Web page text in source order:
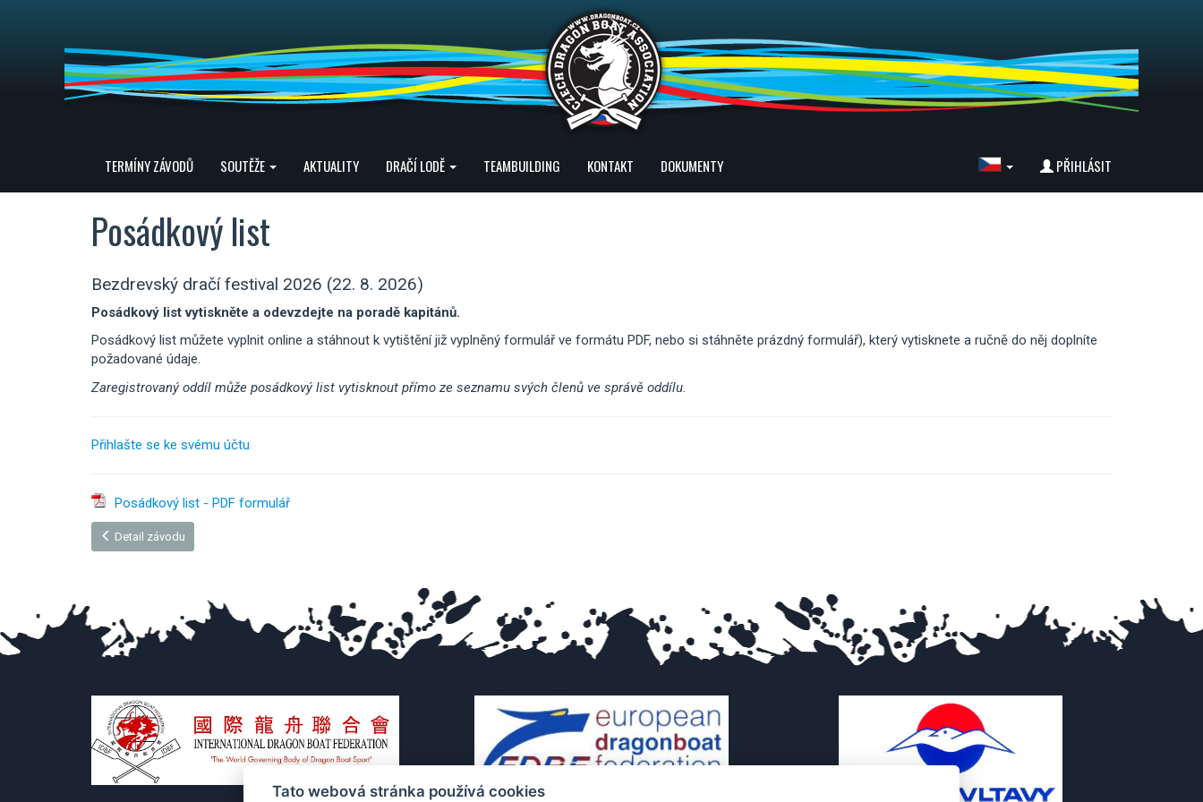
TERMÍNY ZÁVODŮ SOUTĚŽE AKTUALITY DRAČÍ LODĚ TEAMBUILDING KONTAKT DOKUMENTY PŘIHLÁSIT
Posádkový list
Bezdrevský dračí festival 2026 (22. 8. 2026)
Posádkový list vytiskněte a odevzdejte na poradě kapitánů.
Posádkový list můžete vyplnit online a stáhnout k vytištění již vyplněný formulář ve formátu PDF, nebo si stáhněte prázdný formulář), který vytisknete a ručně do něj doplníte
požadované údaje.
Zaregistrovaný oddíl může posádkový list vytisknout přímo ze seznamu svých členů ve správě oddílu.
Přihlašte se ke svému účtu
Posádkový list - PDF formulář
Detail závodu
Tato webová stránka používá cookies